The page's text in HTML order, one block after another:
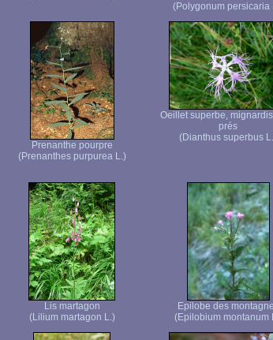
(Polygonum persicaria
Prenanthe pourpre
(Prenanthes purpurea L.)
Oeillet superbe,
prés
(Dianthus superbus
Lis martagon
(Lilium martagon L.)
Epilobe des
(Epilobium montanum